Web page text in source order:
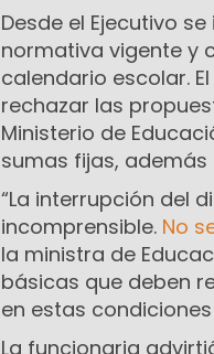
Desde el Ejecutivo
normativa vigente y
calendario escolar.
rechazar las
Ministerio de
sumas fijas, además
“La interrupción del
incomprensible. No
la ministra de
básicas que deben
en estas
La funcionaria